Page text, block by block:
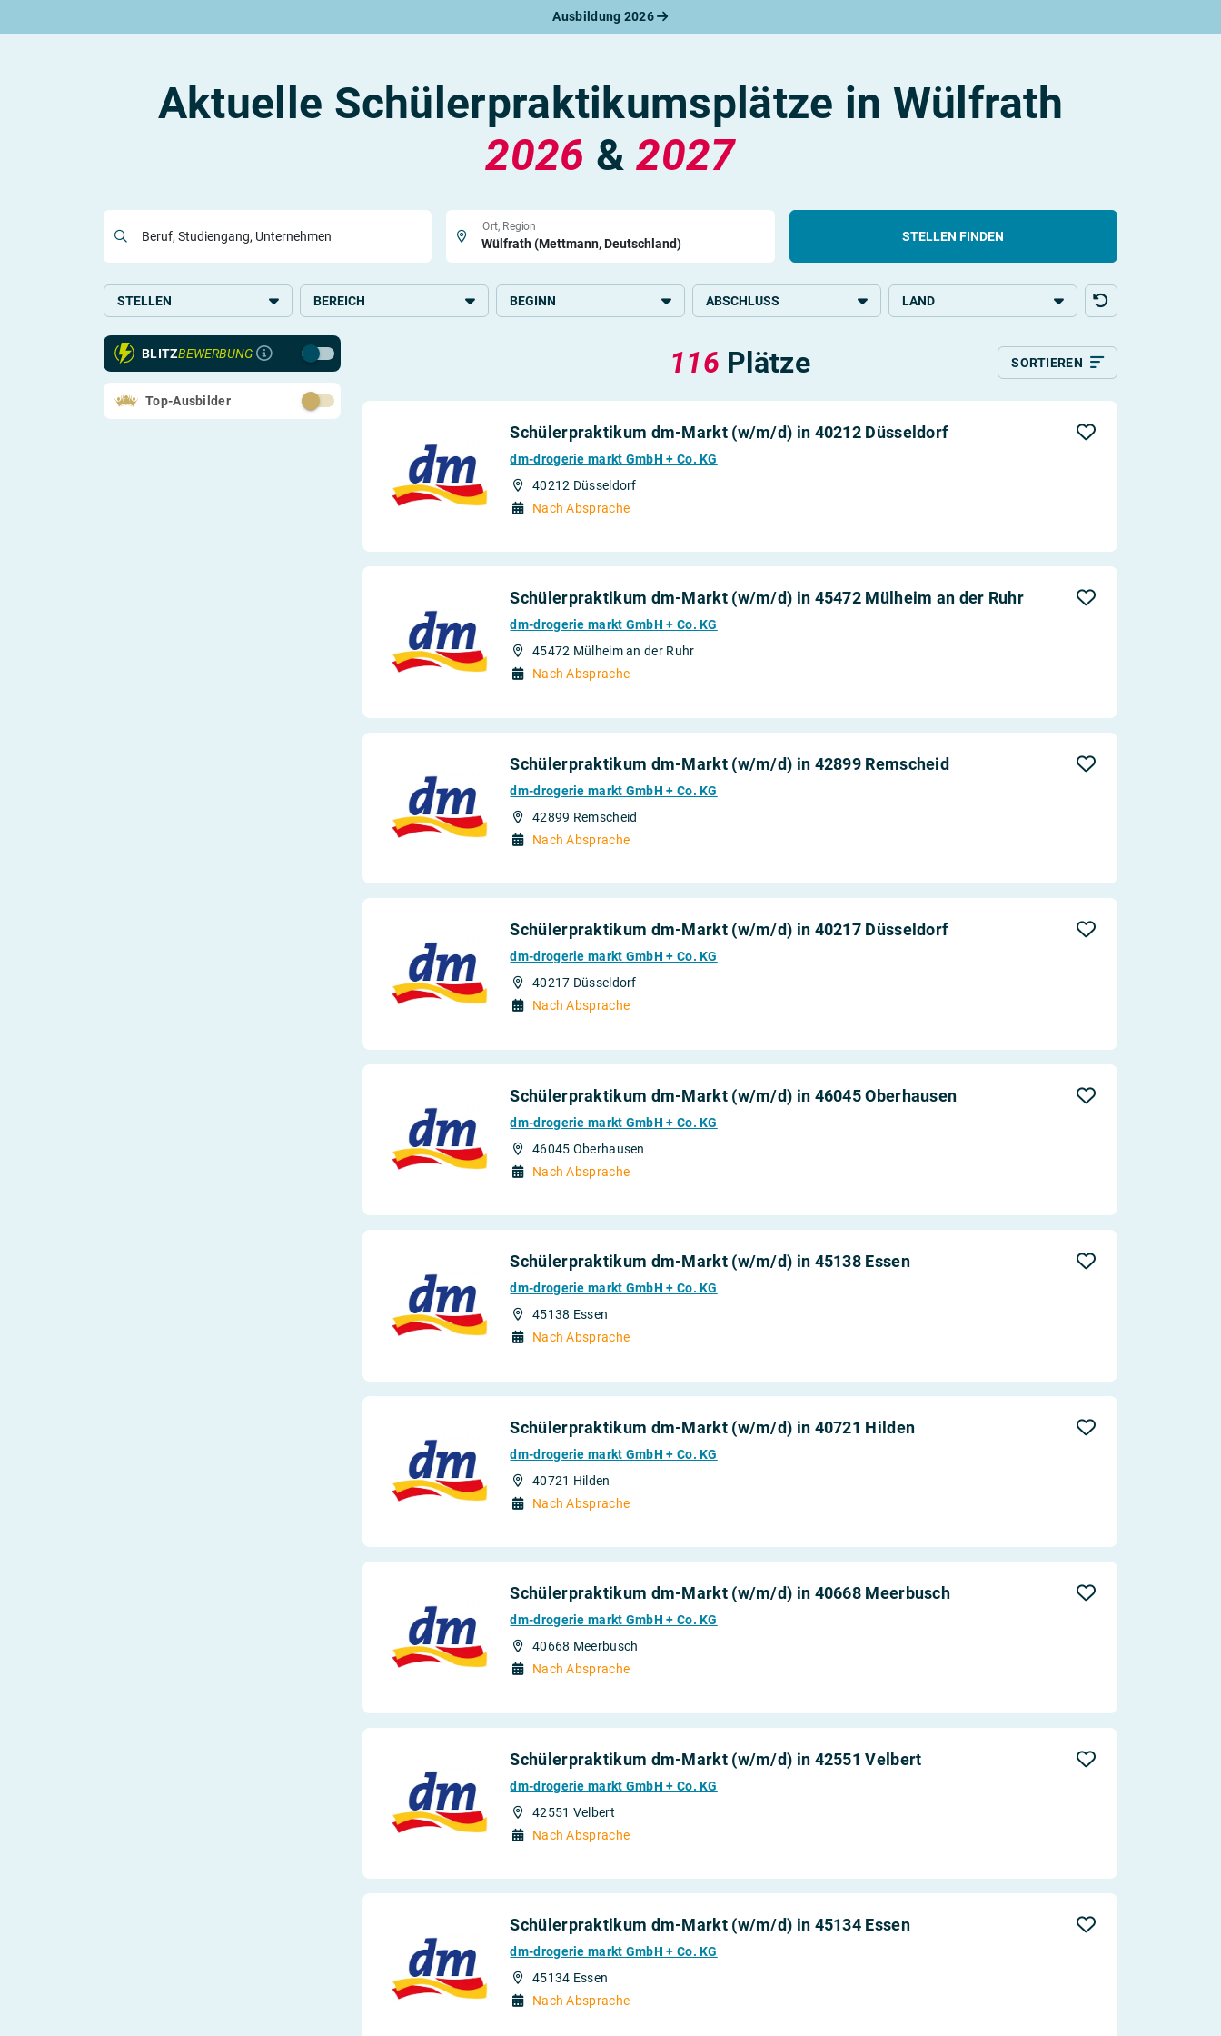
Ausbildung 2026
Rund um die AusbildungRund um das duale Studium
Alle Orte von A-Z
Rund um Berufe
Berufe nach Themen
Alle Berufe
Schülerpraktikum
Bewerbungsratgeber
Vorlagen
Online-Bewerbung
Vorstellungsgespräch
Bewerbungs-Check
Aktuelle Schülerpraktikumsplätze in Wülfrath
2026 &2027
Beruf, Studiengang, Unternehmen
Ort, Region
STELLEN FINDEN
STELLEN
Ausbildung
Duales Studium
Fernstudium
BEREICH
Handel
Systemrelevant
Kaufmännisches, Büro und
Verwaltung
Handwerk und Produktion
BEGINN ABSCHLUSS
Mittlere Schulbildung
LAND
BLITZBEWERBUNG
Top-Ausbilder
116 Plätze SORTIEREN
Schülerpraktikum dm-Markt (w/m/d) in 40212 Düsseldorf
dm-drogerie markt GmbH + Co. KG
40212 Düsseldorf
Nach Absprache
Schülerpraktikum dm-Markt (w/m/d) in 45472 Mülheim an der Ruhr
dm-drogerie markt GmbH + Co. KG
45472 Mülheim an der Ruhr
Nach Absprache
Schülerpraktikum dm-Markt (w/m/d) in 42899 Remscheid
dm-drogerie markt GmbH + Co. KG
42899 Remscheid
Nach Absprache
Schülerpraktikum dm-Markt (w/m/d) in 40217 Düsseldorf
dm-drogerie markt GmbH + Co. KG
40217 Düsseldorf
Nach Absprache
Schülerpraktikum dm-Markt (w/m/d) in 46045 Oberhausen
dm-drogerie markt GmbH + Co. KG
46045 Oberhausen
Nach Absprache
Schülerpraktikum dm-Markt (w/m/d) in 45138 Essen
dm-drogerie markt GmbH + Co. KG
45138 Essen
Nach Absprache
Schülerpraktikum dm-Markt (w/m/d) in 40721 Hilden
dm-drogerie markt GmbH + Co. KG
40721 Hilden
Nach Absprache
Schülerpraktikum dm-Markt (w/m/d) in 40668 Meerbusch
dm-drogerie markt GmbH + Co. KG
40668 Meerbusch
Nach Absprache
Schülerpraktikum dm-Markt (w/m/d) in 42551 Velbert
dm-drogerie markt GmbH + Co. KG
42551 Velbert
Nach Absprache
Schülerpraktikum dm-Markt (w/m/d) in 45134 Essen
dm-drogerie markt GmbH + Co. KG
45134 Essen
Nach Absprache